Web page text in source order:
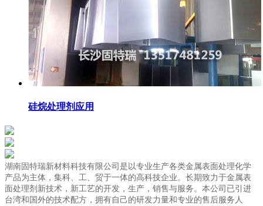
硅烷处理剂应用
湖南固特瑞新材料科技有限公司是以专业生产各类金属表面处理化学
产品为主体，集科、工、贸于一体的高科技企业。长期致力于金属表
面处理剂新技术，新工艺的开发，生产，销售与服务。本公司已引进
台湾和国外的技术配方，拥有自己的研发力量和专业的售后服务人